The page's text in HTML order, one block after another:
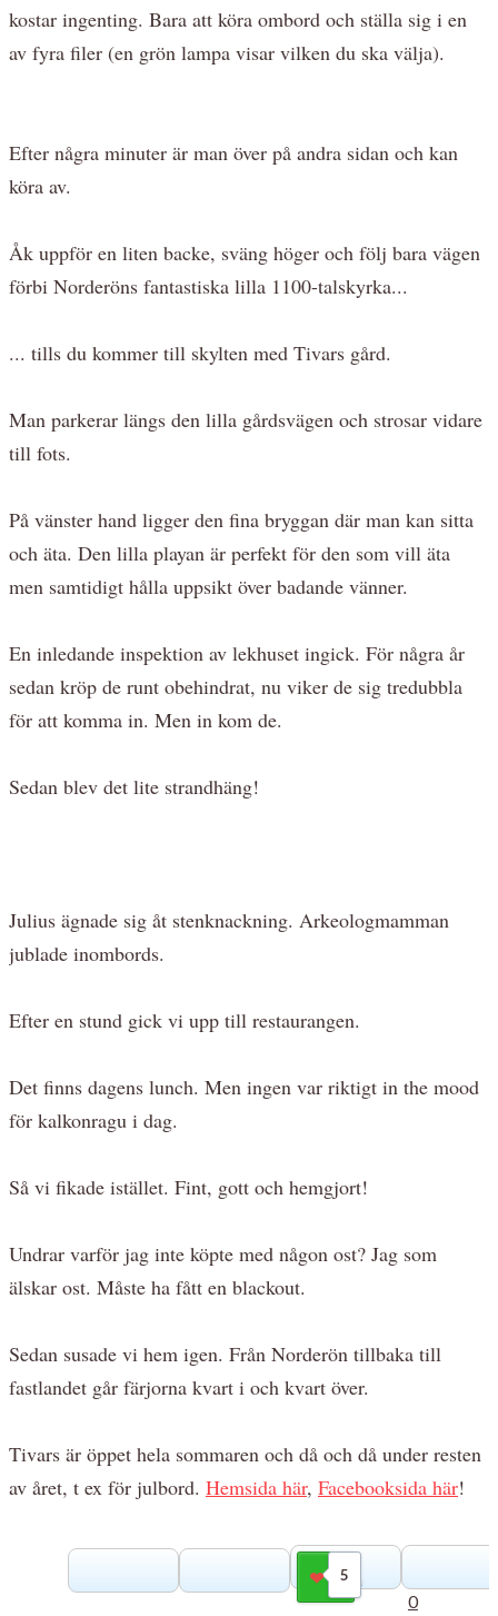
kostar ingenting. Bara att köra ombord och ställa sig i en
av fyra filer (en grön lampa visar vilken du ska välja).
Efter några minuter är man över på andra sidan och kan
köra av.
Åk uppför en liten backe, sväng höger och följ bara vägen
förbi Norderöns fantastiska lilla 1100-talskyrka...
... tills du kommer till skylten med Tivars gård.
Man parkerar längs den lilla gårdsvägen och strosar vidare
till fots.
På vänster hand ligger den fina bryggan där man kan sitta
och äta. Den lilla playan är perfekt för den som vill äta
men samtidigt hålla uppsikt över badande vänner.
En inledande inspektion av lekhuset ingick. För några år
sedan kröp de runt obehindrat, nu viker de sig tredubbla
för att komma in. Men in kom de.
Sedan blev det lite strandhäng!
Julius ägnade sig åt stenknackning. Arkeologmamman
jublade inombords.
Efter en stund gick vi upp till restaurangen.
Det finns dagens lunch. Men ingen var riktigt in the mood
för kalkonragu i dag.
Så vi fikade istället. Fint, gott och hemgjort!
Undrar varför jag inte köpte med någon ost? Jag som
älskar ost. Måste ha fått en blackout.
Sedan susade vi hem igen. Från Norderön tillbaka till
fastlandet går färjorna kvart i och kvart över.
Tivars är öppet hela sommaren och då och då under resten
av året, t ex för julbord. Hemsida här, Facebooksida här!
5
Gilla
0